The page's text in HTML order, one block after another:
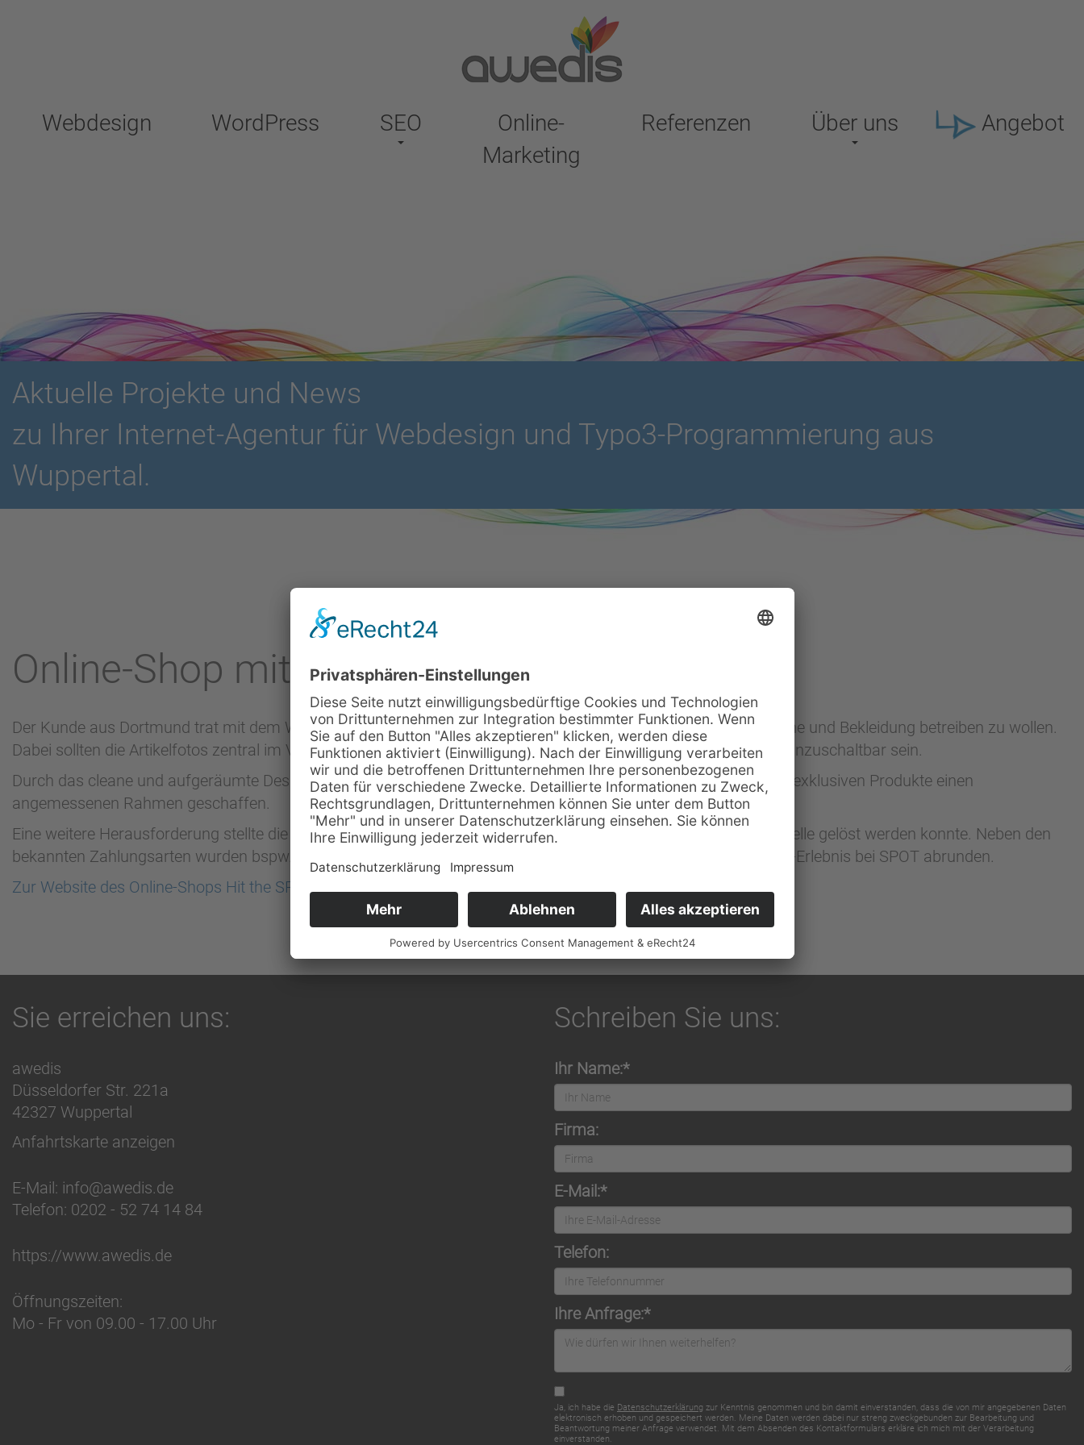
Webdesign WordPress SEO
Online-
Marketing
Referenzen Über uns Angebot
Aktuelle Projekte und News
zu Ihrer Internet-Agentur für Webdesign und Typo3-Programmierung aus
Wuppertal.
Online-Shop mit OXID für Hit the SPOT
Der Kunde aus Dortmund trat mit dem Wunsch an uns heran, einen Online-Shop für hochwertige Sneaker, Schuhe und Bekleidung betreiben zu wollen.
Dabei sollten die Artikelfotos zentral im Vordergrund stehen und alle zusätzlichen Informationen nur bei Bedarf hinzuschaltbar sein.
Durch das cleane und aufgeräumte Design konnten wir diesen Wunsch exakt berücksichtigen und haben für die exklusiven Produkte einen
angemessenen Rahmen geschaffen.
Eine weitere Herausforderung stellte die Anbindung an Warenwirtschaftssystem dar, welches über eine Schnittstelle gelöst werden konnte. Neben den
bekannten Zahlungsarten wurden bspw. auch Artikelfilter und Fullscreen-Slideshows integriert, die das Shopping-Erlebnis bei SPOT abrunden.
Zur Website des Online-Shops Hit the SPOT
Sie erreichen uns:
awedis
Düsseldorfer Str. 221a
42327 Wuppertal
Anfahrtskarte anzeigen
E-Mail: info@awedis.de
Telefon: 0202 - 52 74 14 84
https://www.awedis.de
Öffnungszeiten:
Mo - Fr von 09.00 - 17.00 Uhr
Schreiben Sie uns:
Ihr Name:*
Firma:
E-Mail:*
Telefon:
Ihre Anfrage:*
Ja, ich habe die Datenschutzerklärung zur Kenntnis genommen und bin damit einverstanden, dass die von mir angegebenen Daten
elektronisch erhoben und gespeichert werden. Meine Daten werden dabei nur streng zweckgebunden zur Bearbeitung und
Beantwortung meiner Anfrage verwendet. Mit dem Absenden des Kontaktformulars erkläre ich mich mit der Verarbeitung
einverstanden.